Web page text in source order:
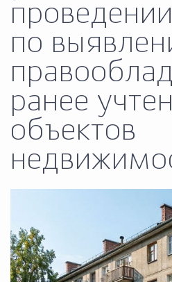
по
ранее
объектов